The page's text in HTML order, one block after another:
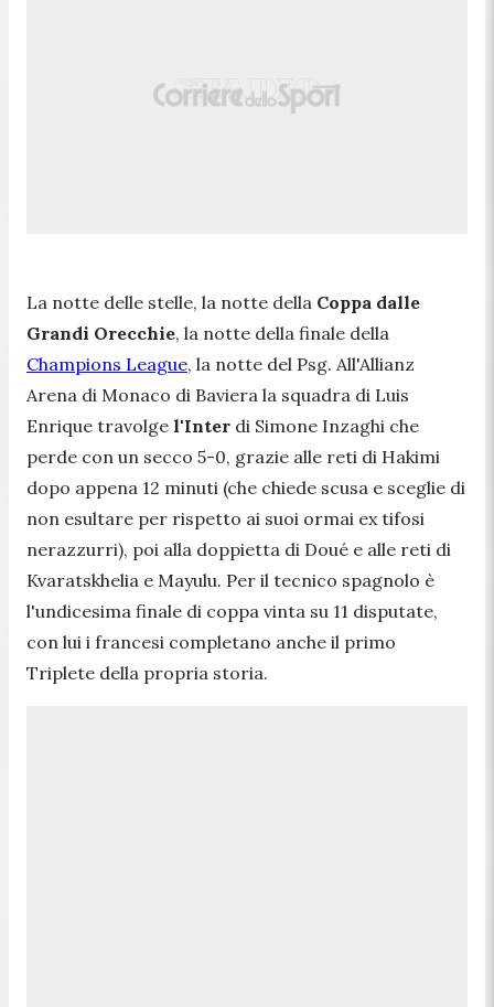
La notte delle stelle, la notte della Coppa dalle
Grandi Orecchie, la notte della finale della
Champions League, la notte del Psg. All'Allianz
Arena di Monaco di Baviera la squadra di Luis
Enrique travolge l'Inter di Simone Inzaghi che
perde con un secco 5-0, grazie alle reti di Hakimi
dopo appena 12 minuti (che chiede scusa e sceglie di
non esultare per rispetto ai suoi ormai ex tifosi
nerazzurri), poi alla doppietta di Doué e alle reti di
Kvaratskhelia e Mayulu. Per il tecnico spagnolo è
l'undicesima finale di coppa vinta su 11 disputate,
con lui i francesi completano anche il primo
Triplete della propria storia.